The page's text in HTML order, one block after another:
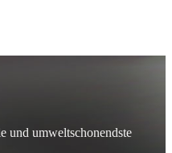
und umweltschonendste